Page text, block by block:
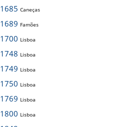
1685 Caneças
1689 Famões
1700 Lisboa
1748 Lisboa
1749 Lisboa
1750 Lisboa
1769 Lisboa
1800 Lisboa